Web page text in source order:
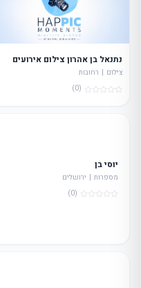
נתנאל בן אהרון צילום אירועים
צילום | רחובות
(0)
יוסי בן
מספרות | ירושלים
(0)